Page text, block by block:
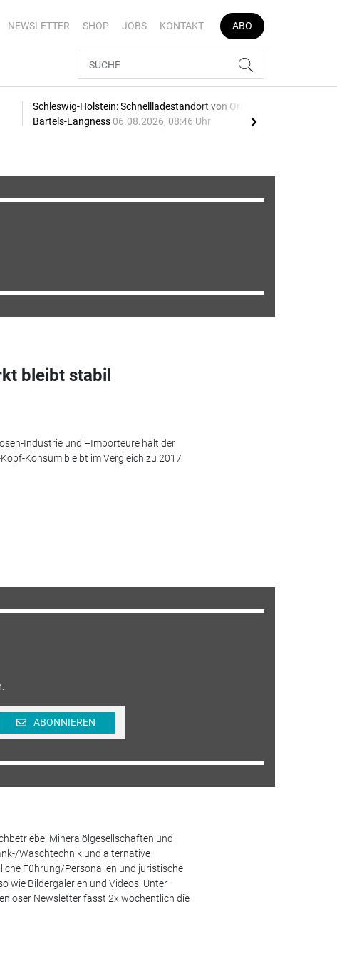
NEWSLETTER SHOP JOBS KONTAKT ABO
Schleswig-Holstein: Schnellladestandort von Orlen und
Bartels-Langness 06.08.2026, 08:46 Uhr
bleibt stabil
Industrie und –Importeure hält der
Konsum bleibt im Vergleich zu 2017
ABONNIEREN
Mineralölgesellschaften und
Waschtechnik und alternative
Führung/Personalien und juristische
wie Bildergalerien und Videos. Unter
Newsletter fasst 2x wöchentlich die